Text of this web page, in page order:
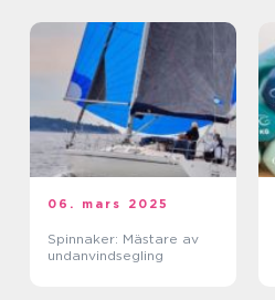
06. mars 2025
Spinnaker: Mästare av
undanvindsegling